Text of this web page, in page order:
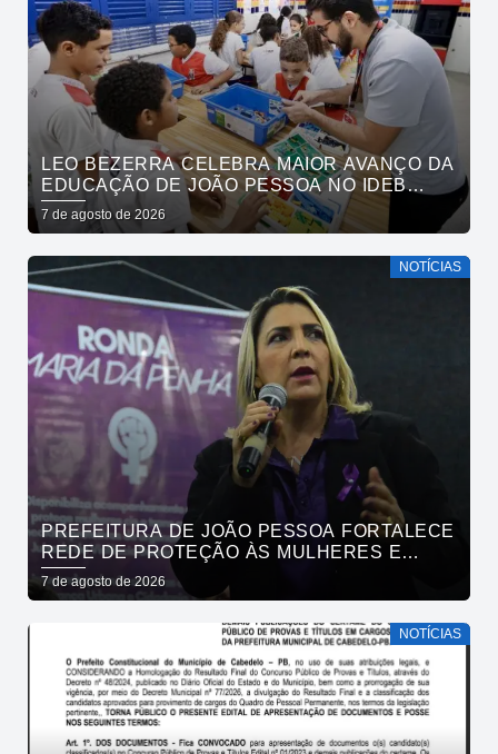
LEO BEZERRA CELEBRA MAIOR AVANÇO DA
EDUCAÇÃO DE JOÃO PESSOA NO IDEB
ENTRE CAPITAIS DO NORDESTE
7 de agosto de 2026
NOTÍCIAS
PREFEITURA DE JOÃO PESSOA FORTALECE
REDE DE PROTEÇÃO ÀS MULHERES E
ENTENDE QUE ACOLHER É SALVAR VIDAS
7 de agosto de 2026
NOTÍCIAS